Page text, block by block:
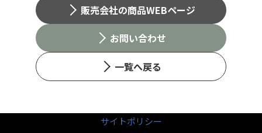
販売会社の商品WEBページ
お問い合わせ
一覧へ戻る
サイトポリシー